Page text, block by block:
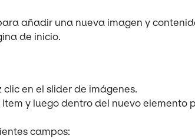
añadir una nueva imagen y
de inicio.
clic en el slider de imágenes.
Item y luego dentro del nuevo elemento
campos: